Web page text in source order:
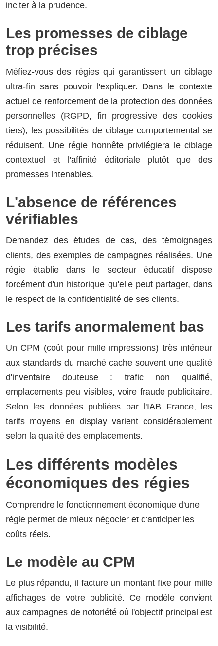
inciter à la prudence.
Les promesses de ciblage
trop précises
Méfiez-vous des régies qui garantissent un ciblage
ultra-fin sans pouvoir l'expliquer. Dans le contexte
actuel de renforcement de la protection des données
personnelles (RGPD, fin progressive des cookies
tiers), les possibilités de ciblage comportemental se
réduisent. Une régie honnête privilégiera le ciblage
contextuel et l'affinité éditoriale plutôt que des
promesses intenables.
L'absence de références
vérifiables
Demandez des études de cas, des témoignages
clients, des exemples de campagnes réalisées. Une
régie établie dans le secteur éducatif dispose
forcément d'un historique qu'elle peut partager, dans
le respect de la confidentialité de ses clients.
Les tarifs anormalement bas
Un CPM (coût pour mille impressions) très inférieur
aux standards du marché cache souvent une qualité
d'inventaire douteuse : trafic non qualifié,
emplacements peu visibles, voire fraude publicitaire.
Selon les données publiées par l'IAB France, les
tarifs moyens en display varient considérablement
selon la qualité des emplacements.
Les différents modèles
économiques des régies
Comprendre le fonctionnement économique d'une
régie permet de mieux négocier et d'anticiper les
coûts réels.
Le modèle au CPM
Le plus répandu, il facture un montant fixe pour mille
affichages de votre publicité. Ce modèle convient
aux campagnes de notoriété où l'objectif principal est
la visibilité.